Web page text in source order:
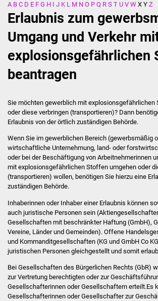
Kontakt
Ortsrecht
FNP /
Stadtinfo
Projekte
A B C D E F G H I J K L M N O P Q R S T U V W X Y Z
Erlaubnis zum
Umgang und Verkehr
explosionsgefährlichen
beantragen
Sie möchten gewerblich mit explosionsgefährlichen
oder diese verbringen (transportieren)? Dann
Erlaubnis von der örtlich zuständigen Behörde.
Wenn Sie im gewerblichen Bereich (gewerbsmäßig
wirtschaftliche Unternehmung, land- oder
oder bei der Beschäftigung von Arbeitnehmerinnen
mit explosionsgefährlichen Stoffen umgehen oder
(transportieren) wollen, benötigen Sie hierzu eine
zuständigen Behörde.
Inhaberinnen oder Inhaber einer Erlaubnis können
auch juristische Personen sein
Gesellschaften mit beschränkter Haftung (GmbH),
Vereine, Länder und Gemeinden). Offene
und Kommanditgesellschaften (KG und GmbH Co
juristischen Personen gleichgestellt und somit
Bei Gesellschaften des Bürgerlichen Rechts (GbR)
zur Vertretung berechtigten oder zur
Gesellschafterinnen oder Gesellschaftern erteilt.Es
Gesellschafterinnen oder Gesellschafter zur